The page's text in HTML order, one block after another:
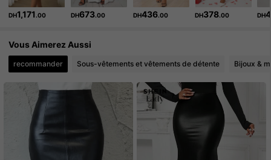
DH1,171.00 DH673.00 DH436.00 DH378.00 DH
Vous Aimerez Aussi
recommander Sous-vêtements et vêtements de détente Bijoux &